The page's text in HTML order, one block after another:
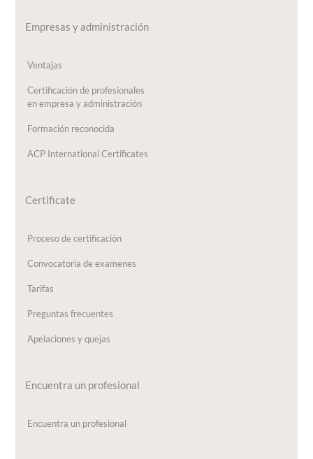
Empresas y administración
Ventajas
Certificación de profesionales
en empresa y administración
Formación reconocida
ACP International Certificates
Certificate
Proceso de certificación
Convocatoria de examenes
Tarifas
Preguntas frecuentes
Apelaciones y quejas
Encuentra un profesional
Encuentra un profesional